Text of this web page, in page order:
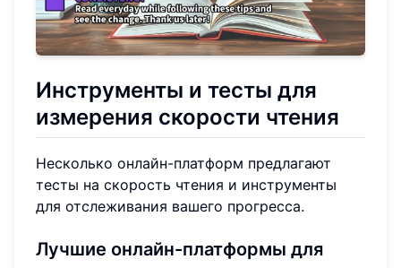
Инструменты и тесты для
измерения скорости чтения
Несколько онлайн-платформ предлагают
тесты на скорость чтения и инструменты
для отслеживания вашего прогресса.
Лучшие онлайн-платформы для